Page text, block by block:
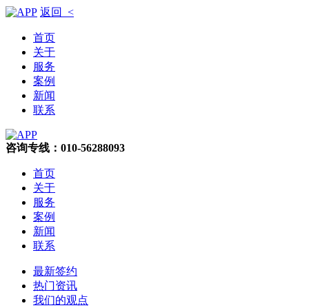
返回 <
首页
关于
服务
案例
新闻
联系
咨询专线：010-56288093
首页
关于
服务
案例
新闻
联系
最新签约
热门资讯
我们的观点